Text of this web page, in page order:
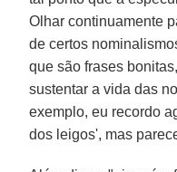
Olhar continuamente
de certos
que são frases
sustentar a vida das
exemplo, eu recordo
dos leigos', mas